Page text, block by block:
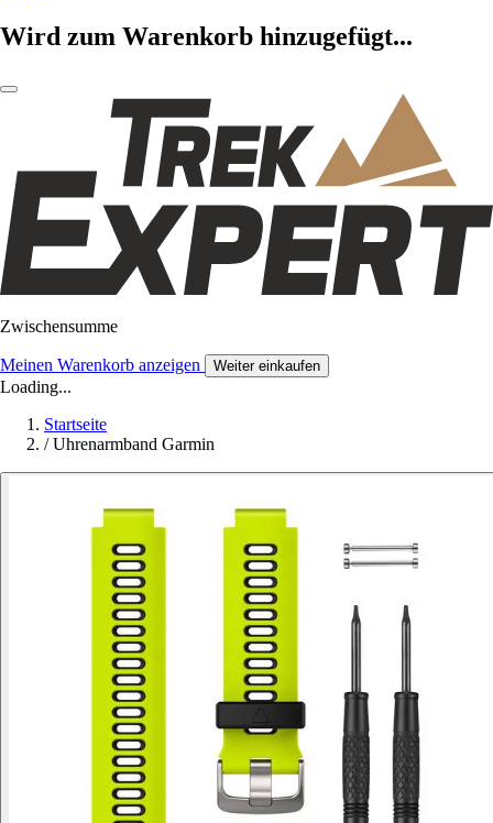
Wird zum Warenkorb hinzugefügt...
Zwischensumme
Meinen Warenkorb anzeigen Weiter einkaufen
Loading...
Startseite
/ Uhrenarmband Garmin